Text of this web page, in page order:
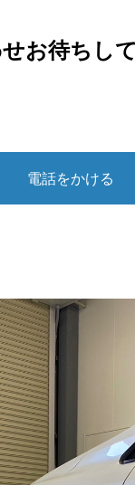
お待ちし
電話をかける